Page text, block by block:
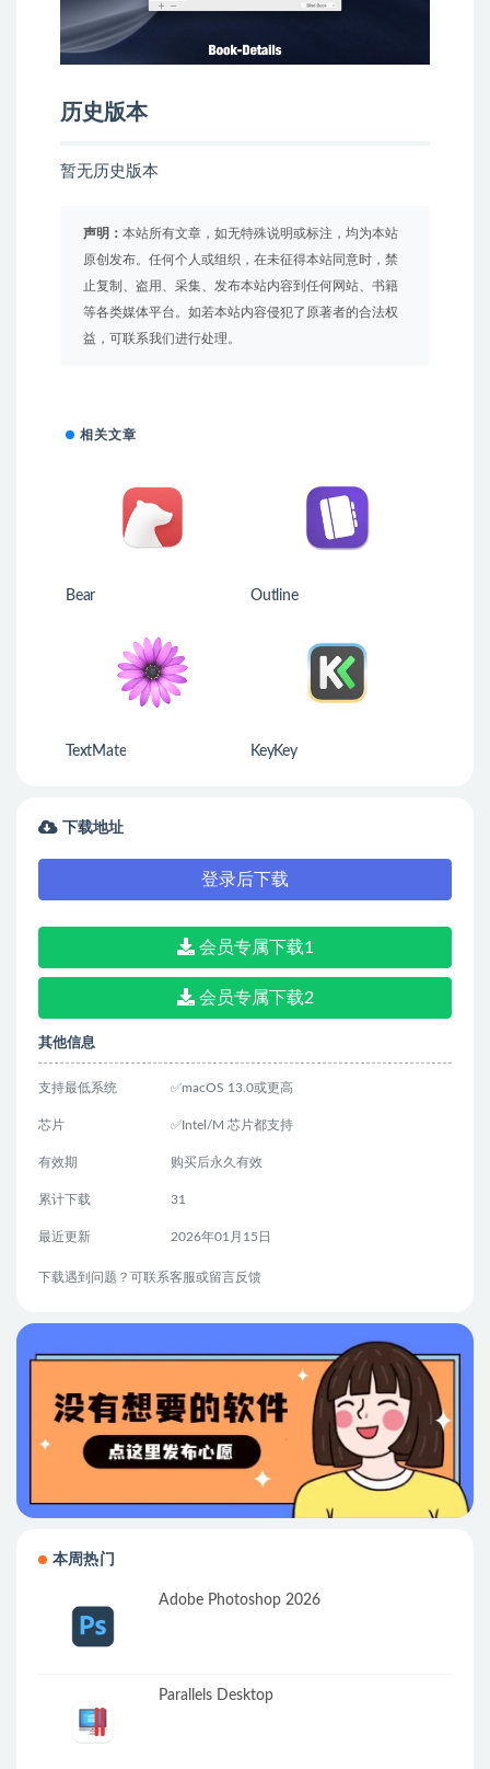
历史版本
暂无历史版本
声明： 本站所有文章，如无特殊说明或标注，均为本站
原创发布。任何个人或组织，在未征得本站同意时，禁
止复制、盗用、采集、发布本站内容到任何网站、书籍
等各类媒体平台。如若本站内容侵犯了原著者的合法权
益，可联系我们进行处理。
相关文章
Bear Outline
TextMate KeyKey
下载地址
登录后下载
会员专属下载1
会员专属下载2
其他信息
支持最低系统 ✅macOS 13.0或更高
芯片 ✅Intel/M 芯片都支持
有效期 购买后永久有效
累计下载 31
最近更新 2026年01月15日
下载遇到问题？可联系客服或留言反馈
本周热门
Adobe Photoshop 2026
Parallels Desktop